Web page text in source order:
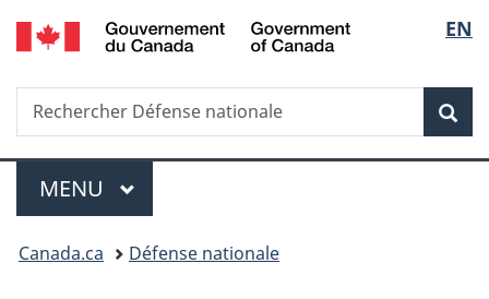
Passer
au
principal
Passer
à
Au
du
Passer
à
version
simplifiée
de
la
EN
Recherche
Rechercher
Défense
Menu
MENU PRINCIPAL
Vous
Canada.ca Défense nationale